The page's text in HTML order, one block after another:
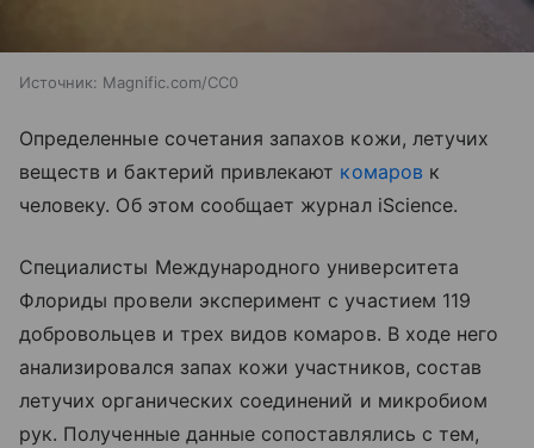
Источник: Magnific.com/CC0
Определенные сочетания запахов кожи, летучих
веществ и бактерий привлекают комаров к
человеку. Об этом сообщает журнал iScience.
Специалисты Международного университета
Флориды провели эксперимент с участием 119
добровольцев и трех видов комаров. В ходе него
анализировался запах кожи участников, состав
летучих органических соединений и микробиом
рук. Полученные данные сопоставлялись с тем,